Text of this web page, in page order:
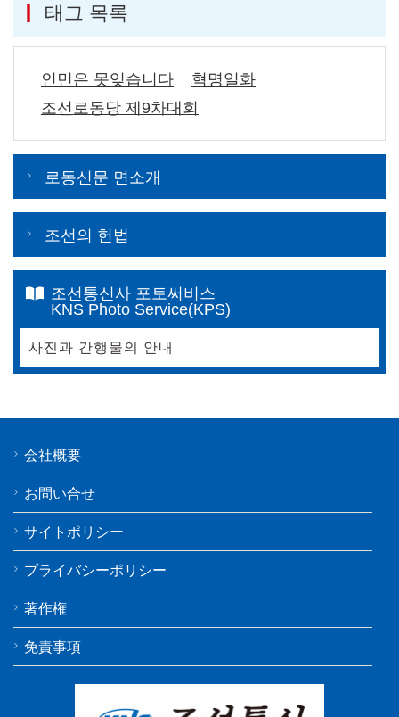
태그 목록
인민은 못잊습니다
혁명일화
조선로동당 제9차대회
로동신문 면소개
조선의 헌법
조선통신사 포토써비스
KNS Photo Service(KPS)
사진과 간행물의 안내
会社概要
お問い合せ
サイトポリシー
プライバシーポリシー
著作権
免責事項